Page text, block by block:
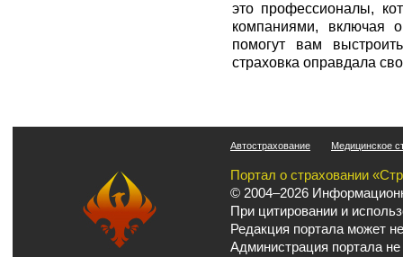
это профессионалы,
компаниями, включая
помогут вам
страховка оправдала
Автострахование Медицинское
Портал о страховании
© 2004–2026
При цитировании и
Редакция портала может
Администрация портала